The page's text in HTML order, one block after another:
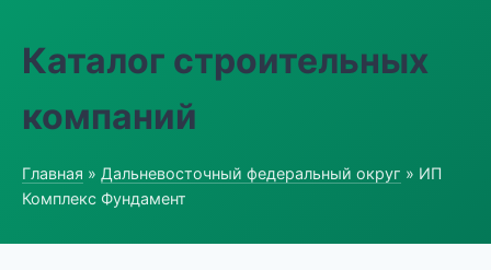
Каталог строительных
компаний
Главная » Дальневосточный федеральный округ » ИП
Комплекс Фундамент